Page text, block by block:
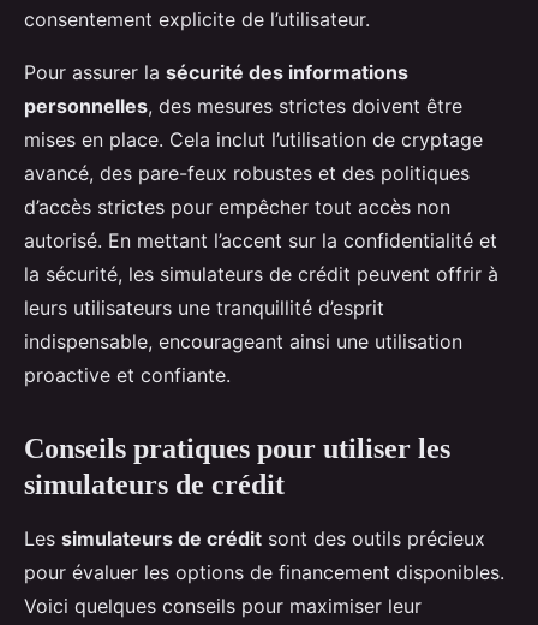
consentement explicite de l’utilisateur.
Pour assurer la sécurité des informations
personnelles, des mesures strictes doivent être
mises en place. Cela inclut l’utilisation de cryptage
avancé, des pare-feux robustes et des politiques
d’accès strictes pour empêcher tout accès non
autorisé. En mettant l’accent sur la confidentialité et
la sécurité, les simulateurs de crédit peuvent offrir à
leurs utilisateurs une tranquillité d’esprit
indispensable, encourageant ainsi une utilisation
proactive et confiante.
Conseils pratiques pour utiliser les
simulateurs de crédit
Les simulateurs de crédit sont des outils précieux
pour évaluer les options de financement disponibles.
Voici quelques conseils pour maximiser leur